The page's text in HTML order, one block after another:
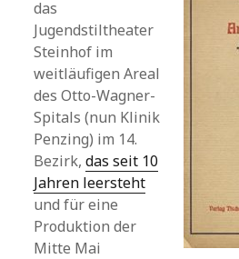
das
Jugendstiltheater
Steinhof im
weitläufigen Areal
des Otto-Wagner-
Spitals (nun Klinik
Penzing) im 14.
Bezirk,das seit 10
Jahren leersteht
und für eine
Produktion der
Mitte Mai